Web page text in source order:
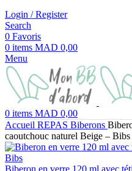
Login / Register
Search
0 Favoris
0 items MAD 0,00
Menu
0 items MAD 0,00
Accueil REPAS Biberons
caoutchouc naturel Beige – Bibs
Biberon en verre 120 ml avec